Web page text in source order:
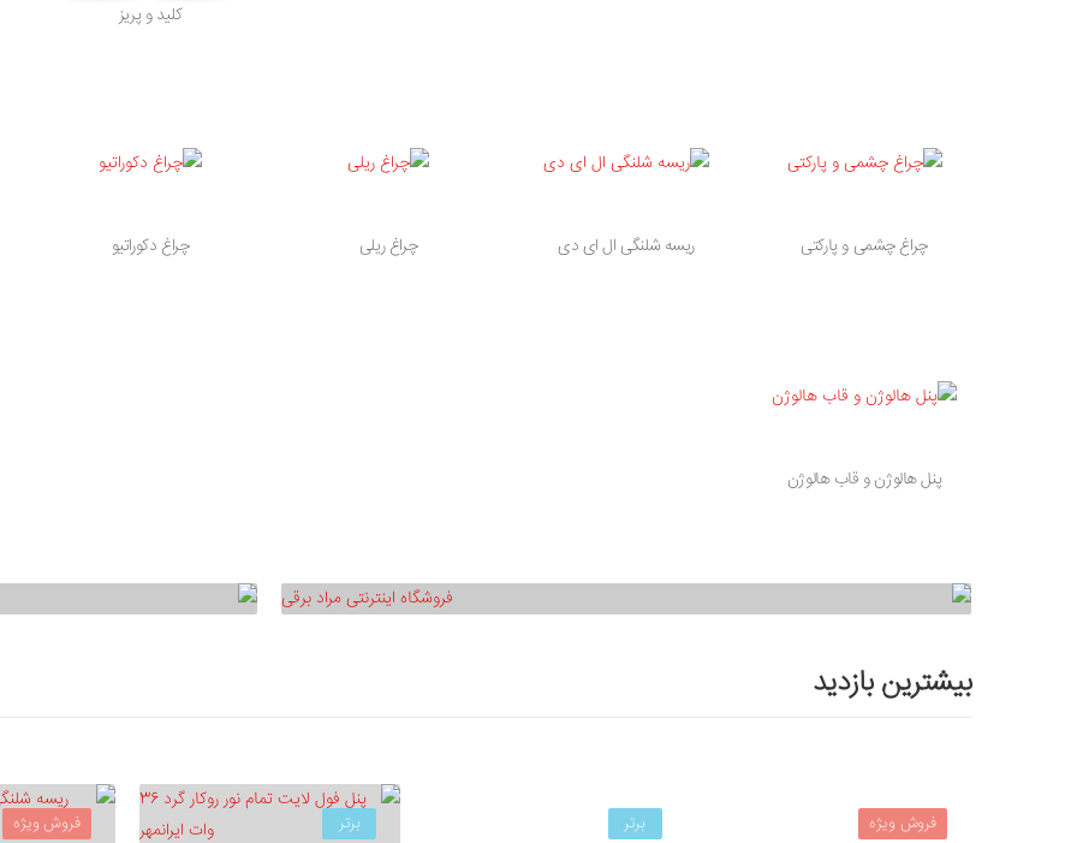
کلید و پریز
چراغ چشمی و پارکتی ریسه شلنگی ال ای دی چراغ ریلی چراغ دکوراتیو
پنل هالوژن و قاب هالوژن
بیشترین بازدید
فروش ویژه برتر برتر فروش ویژه